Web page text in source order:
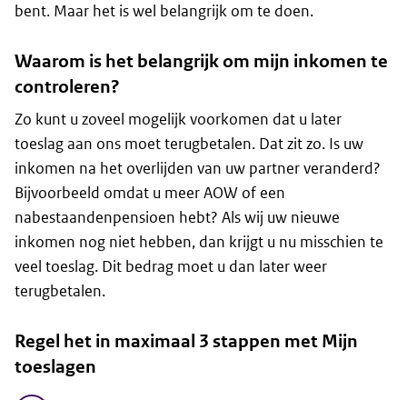
bent. Maar het is wel belangrijk om te doen.
Waarom is het belangrijk om mijn inkomen te
controleren?
Zo kunt u zoveel mogelijk voorkomen dat u later
toeslag aan ons moet terugbetalen. Dat zit zo. Is uw
inkomen na het overlijden van uw partner veranderd?
Bijvoorbeeld omdat u meer AOW of een
nabestaandenpensioen hebt? Als wij uw nieuwe
inkomen nog niet hebben, dan krijgt u nu misschien te
veel toeslag. Dit bedrag moet u dan later weer
terugbetalen.
Regel het in maximaal 3 stappen met Mijn
toeslagen